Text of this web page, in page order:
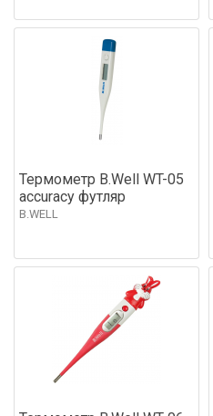
Термометр B.Well WT-05
accuracy футляр
B.WELL